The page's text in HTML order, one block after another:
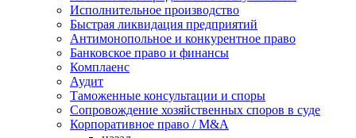
Исполнительное производство
Быстрая ликвидация предприятий
Антимонопольное и конкурентное право
Банковское право и финансы
Комплаенс
Аудит
Таможенные консультации и споры
Сопровождение хозяйственных споров в суде
Корпоративное право / M&A